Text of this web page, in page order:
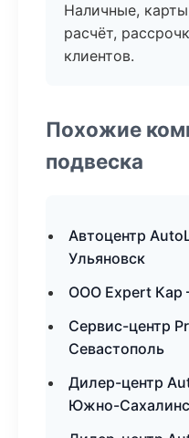
Наличные,
расчёт,
клиентов.
Похожие
подвеска
Автоцентр
Ульяновск
ООО Expert
Сервис-центр
Севастополь
Дилер-центр
Южно-